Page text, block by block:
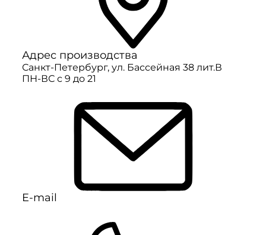
Адрес производства
Санкт-Петербург, ул. Бассейная 38 лит.В
ПН-ВС с 9 до 21
E-mail